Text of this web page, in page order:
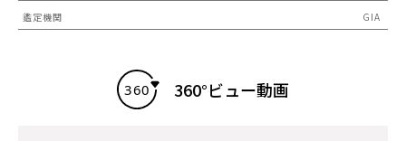
鑑定機関 GIA
360°ビュー動画